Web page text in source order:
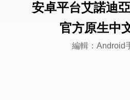
安卓平台艾諾迪
官方原生中
編輯：Android